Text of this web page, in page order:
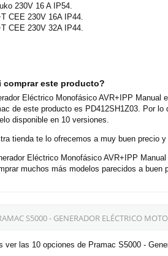
230V 16 A IP54.
CEE 230V 16A IP44.
CEE 230V 32A IP44.
comprar este producto?
Eléctrico Monofásico AVR+IPP
de este producto es PD412SH1Z03. Por
disponible en 10 versiones.
tienda te lo ofrecemos a muy buen precio
Eléctrico Monofásico AVR+IPP
muchos más modelos parecidos a
S5000 - GENERADOR ELÉCTRICO
ver las 10 opciones de Pramac S5000 -